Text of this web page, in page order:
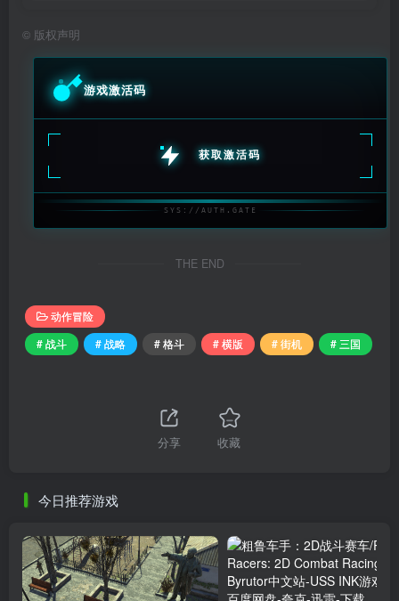
© 版权声明
游戏激活码
获取激活码
SYS://AUTH.GATE
THE END
动作冒险
# 战斗
# 战略 # 格斗 # 横版 # 街机 # 三国
分享 收藏
今日推荐游戏